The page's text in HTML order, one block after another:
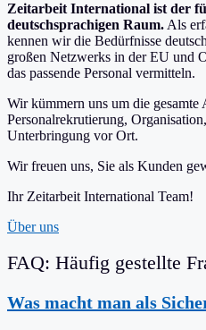
Zeitarbeit International ist der
deutschsprachigen Raum. Als
kennen wir die Bedürfnisse
großen Netzwerks in der EU und
das passende Personal vermitteln.
Wir kümmern uns um die
Personalrekrutierung,
Unterbringung vor Ort.
Wir freuen uns, Sie als Kunden
Ihr Zeitarbeit International Team!
Über uns
FAQ: Häufig gestellte
Was macht man als